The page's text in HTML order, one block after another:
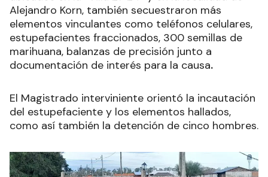
Alejandro Korn, también secuestraron más
elementos vinculantes como teléfonos celulares,
estupefacientes fraccionados, 300 semillas de
marihuana, balanzas de precisión junto a
documentación de interés para la causa.
El Magistrado interviniente orientó la incautación
del estupefaciente y los elementos hallados,
como así también la detención de cinco hombres.